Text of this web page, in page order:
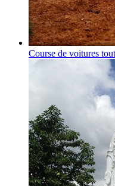
Course de voitures